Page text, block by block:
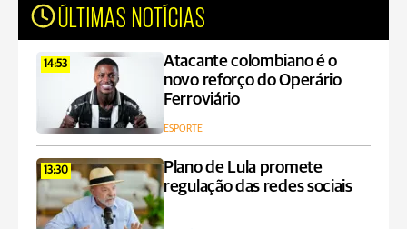
ÚLTIMAS NOTÍCIAS
14:53
Atacante colombiano é o
novo reforço do Operário
Ferroviário
ESPORTE
13:30
Plano de Lula promete
regulação das redes sociais